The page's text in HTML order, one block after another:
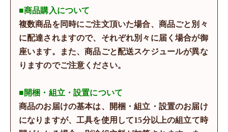
■商品購入について
複数商品を同時にご注文頂いた場合、商品ごと別々
に配達されますので、それぞれ別々に届く場合が御
座います。また、商品ごと配送スケジュールが異な
りますのでご注意ください。
■開梱・組立・設置について
商品のお届けの基本は、開梱・組立・設置のお届け
になりますが、工具を使用して15分以上の組立て時